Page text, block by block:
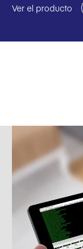
Ver el producto